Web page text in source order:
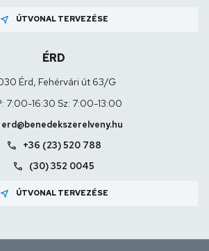
near_me ÚTVONAL TERVEZÉSE
ÉRD
Érd, Fehérvári út 63/G
7:00-16:30 Sz: 7:00-13:00
erd@benedekszerelveny.hu
call +36 (23) 520 788
call (30) 352 0045
near_me ÚTVONAL TERVEZÉSE